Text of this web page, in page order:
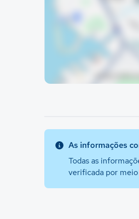
As informações
Todas as
verificada por meio